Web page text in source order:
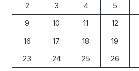
2
3 4 5
9
10 11 12
16
17 18 19
23
24 25 26